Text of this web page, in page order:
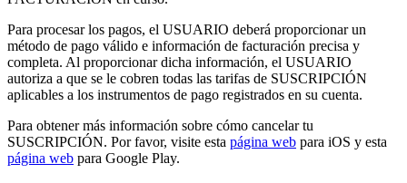
Para procesar los pagos, el USUARIO deberá proporcionar un
método de pago válido e información de facturación precisa y
completa. Al proporcionar dicha información, el USUARIO
autoriza a que se le cobren todas las tarifas de SUSCRIPCIÓN
aplicables a los instrumentos de pago registrados en su cuenta.
Para obtener más información sobre cómo cancelar tu
SUSCRIPCIÓN. Por favor, visite esta página web para iOS y esta
página web para Google Play.